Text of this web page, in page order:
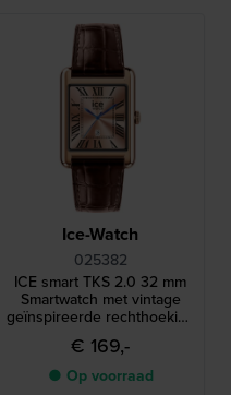
Ice-Watch
025382
ICE smart TKS 2.0 32 mm
Smartwatch met vintage
geïnspireerde rechthoekige
kast en 1,41" Amoled
touchscreen
€ 169,-
● Op voorraad